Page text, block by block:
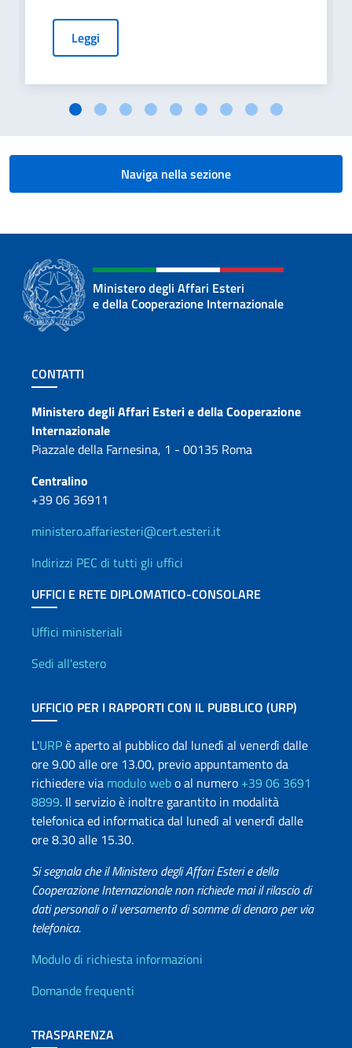
Leggi
Naviga nella sezione
Ministero degli Affari Esteri
e della Cooperazione Internazionale
Sezione footer
CONTATTI
Contatti
Ministero degli Affari Esteri e della Cooperazione
Internazionale
Piazzale della Farnesina, 1 - 00135 Roma
Centralino
+39 06 36911
ministero.affariesteri@cert.esteri.it
Indirizzi PEC di tutti gli uffici
UFFICI E RETE DIPLOMATICO-CONSOLARE
Uffici e Rete diplomatica
Uffici ministeriali
Sedi all'estero
UFFICIO PER I RAPPORTI CON IL PUBBLICO (URP)
L'URPè aperto al pubblico dal lunedì al venerdì dalle
ore 9.00 alle ore 13.00, previo appuntamento da
richiedere via modulo webo al numero +39 06 3691
8899. Il servizio è inoltre garantito in modalità
telefonica ed informatica dal lunedì al venerdì dalle
ore 8.30 alle 15.30.
Si segnala che il Ministero degli Affari Esteri e della
Cooperazione Internazionale non richiede mai il rilascio di
dati personali o il versamento di somme di denaro per via
telefonica.
Info utili
Modulo di richiesta informazioni
Domande frequenti
TRASPARENZA